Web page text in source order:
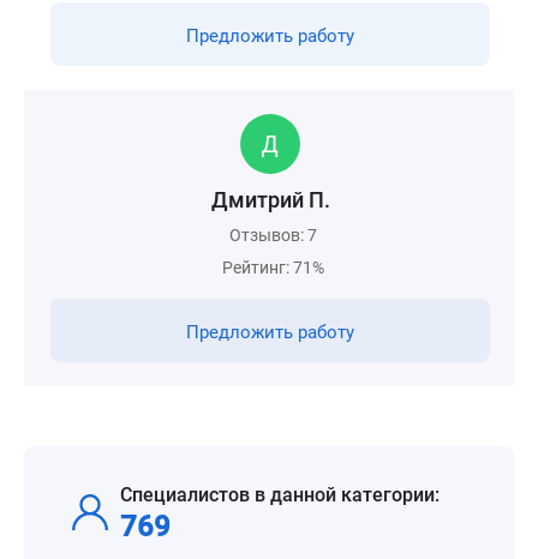
Предложить работу
Дмитрий П.
Отзывов: 7
Рейтинг: 71%
Предложить работу
Специалистов в данной категории:
769